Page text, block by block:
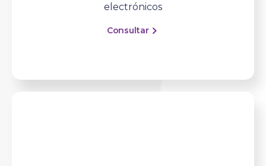
electrónicos
Consultar